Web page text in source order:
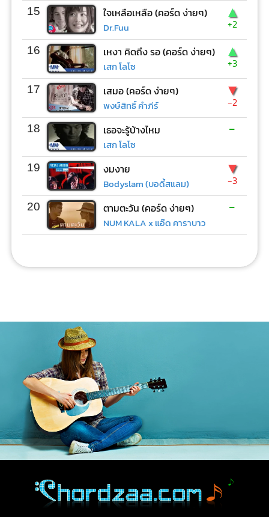
15 ใจเหลือเหลือ (คอร์ด ง่ายๆ)
Dr.Fuu
▲
+2
16 เหงา คิดถึง รอ (คอร์ด ง่ายๆ)
เสก โลโซ
▲
+3
17 เสมอ (คอร์ด ง่ายๆ)
พงษ์สิทธิ์ คำภีร์
▼
-2
18 เธอจะรู้บ้างไหม
เสก โลโซ
-
19 งมงาย
Bodyslam (บอดี้สแลม)
▼
-3
20 ตามตะวัน (คอร์ด ง่ายๆ)
NUM KALA x แอ๊ด คาราบาว
-